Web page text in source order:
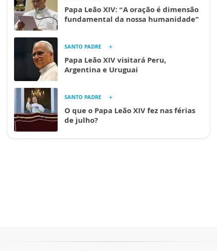
Papa Leão XIV: “A oração é dimensão
fundamental da nossa humanidade”
SANTO PADRE
Papa Leão XIV visitará Peru,
Argentina e Uruguai
SANTO PADRE
O que o Papa Leão XIV fez nas férias
de julho?